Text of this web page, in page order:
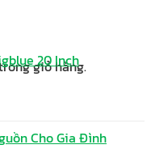
giỏ hàng.
20 Inch
Cho Gia Đình